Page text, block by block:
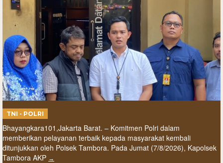
TNI - POLRI
Bhayangkara101,Jakarta Barat. – Komitmen Polri dalam
memberikan pelayanan terbaik kepada masyarakat kembali
ditunjukkan oleh Polsek Tambora. Pada Jumat (7/8/2026), Kapolsek
Tambora AKP